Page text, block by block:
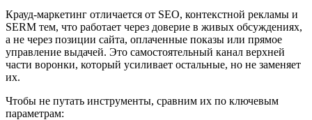
Крауд-маркетинг отличается от SEO, контекстной рекламы и
SERM тем, что работает через доверие в живых обсуждениях,
а не через позиции сайта, оплаченные показы или прямое
управление выдачей. Это самостоятельный канал верхней
части воронки, который усиливает остальные, но не заменяет
их.
Чтобы не путать инструменты, сравним их по ключевым
параметрам: